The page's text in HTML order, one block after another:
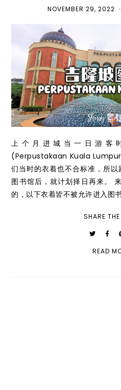
NOVEMBER 29, 2022 •
上个月进城当一日游客
(Perpustakaan Kuala
们当时的衣着也不合标准，所
图书馆后，就计划择日再来。
的，以下衣着皆不被允许进入图
SHARE
READ